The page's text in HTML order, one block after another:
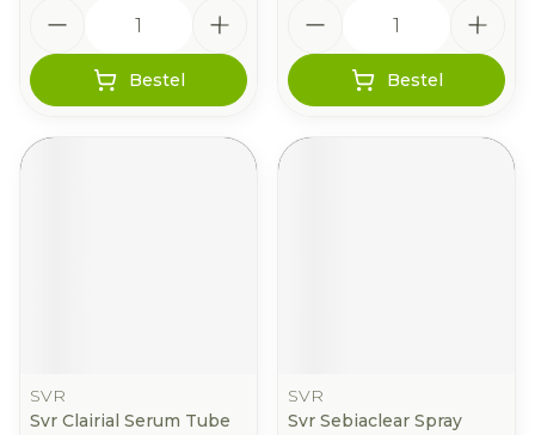
Bestel Bestel
SVR
Svr Clairial Serum Tube
SVR
Svr Sebiaclear Spray